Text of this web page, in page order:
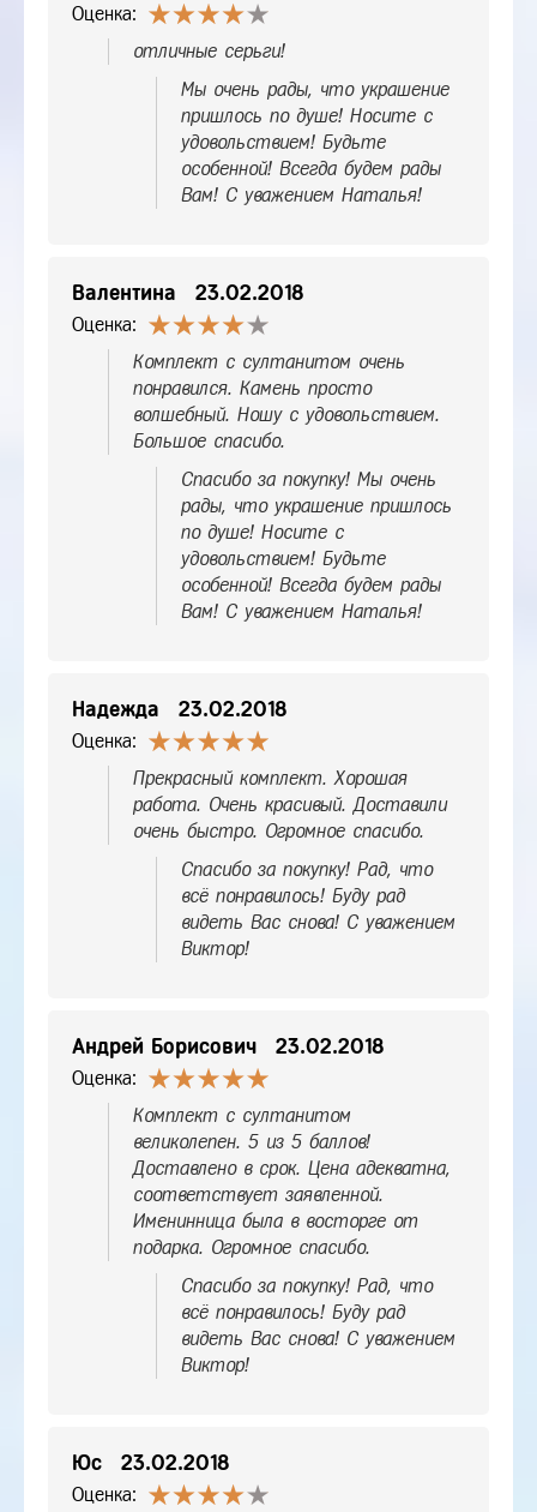
Оценка:
отличные серьги!
Мы очень рады, что украшение
пришлось по душе! Носите с
удовольствием! Будьте
особенной! Всегда будем рады
Вам! С уважением Наталья!
Валентина 23.02.2018
Оценка:
Комплект с султанитом очень
понравился. Камень просто
волшебный. Ношу с удовольствием.
Большое спасибо.
Спасибо за покупку! Мы очень
рады, что украшение пришлось
по душе! Носите с
удовольствием! Будьте
особенной! Всегда будем рады
Вам! С уважением Наталья!
Надежда 23.02.2018
Оценка:
Прекрасный комплект. Хорошая
работа. Очень красивый. Доставили
очень быстро. Огромное спасибо.
Спасибо за покупку! Рад, что
всё понравилось! Буду рад
видеть Вас снова! С уважением
Виктор!
Андрей Борисович 23.02.2018
Оценка:
Комплект с султанитом
великолепен. 5 из 5 баллов!
Доставлено в срок. Цена адекватна,
соответствует заявленной.
Именинница была в восторге от
подарка. Огромное спасибо.
Спасибо за покупку! Рад, что
всё понравилось! Буду рад
видеть Вас снова! С уважением
Виктор!
Юс 23.02.2018
Оценка: